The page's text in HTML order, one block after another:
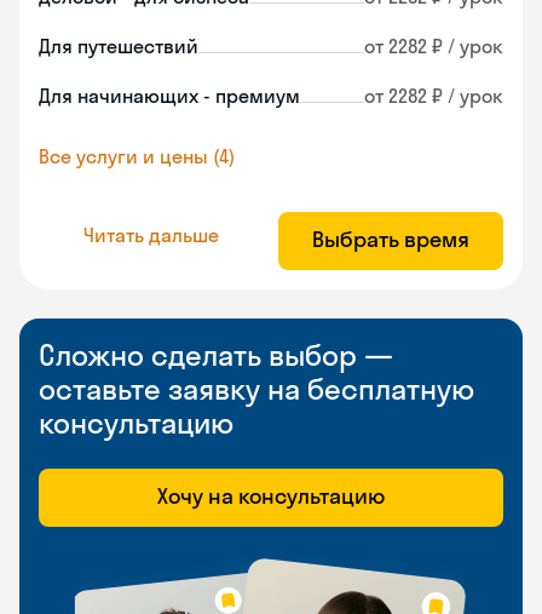
Для путешествий от 2282 ₽ / урок
Для начинающих - премиум от 2282 ₽ / урок
Все услуги и цены (4)
Читать дальше Выбрать время
Сложно сделать выбор —
оставьте заявку на бесплатную
консультацию
Хочу на консультацию